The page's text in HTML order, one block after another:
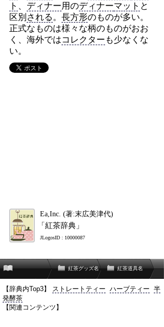
ト 、 ディナー用のディナーマット と
区別 される。 長方形のものが多い。
正式なものは様々な柄のものがおお
く、海外ではコレクター も少なくな
い。
Ea,Inc. (著:末広美津代)
「紅茶辞典」
JLogosID : 10000087
紅茶グッズ名 紅茶道具名
【辞典内Top3】 ストレートティー ハーブティー 半
発酵茶
【関連コンテンツ】